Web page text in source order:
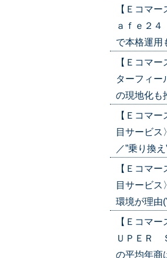
【Ｅコマ
ａｆｅ２
で本格運用
【Ｅコマ
ターフィー
の現地化も
【Ｅコマ
目サービ
／”乗り換
【Ｅコマ
目サービ
環境が理由
【Ｅコマ
ＵＰＥＲ
の平均年商